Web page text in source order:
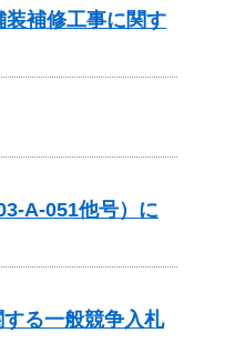
補修工事に関す
A-051他号）に
る一般競争入札